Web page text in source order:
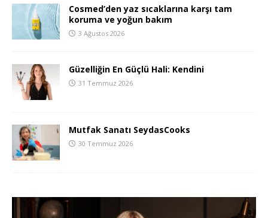
Cosmed’den yaz sıcaklarına karşı tam
koruma ve yoğun bakım
3 Ağustos 2026
Güzelliğin En Güçlü Hali: Kendini
31 Temmuz 2026
Mutfak Sanatı SeydasCooks
30 Temmuz 2026